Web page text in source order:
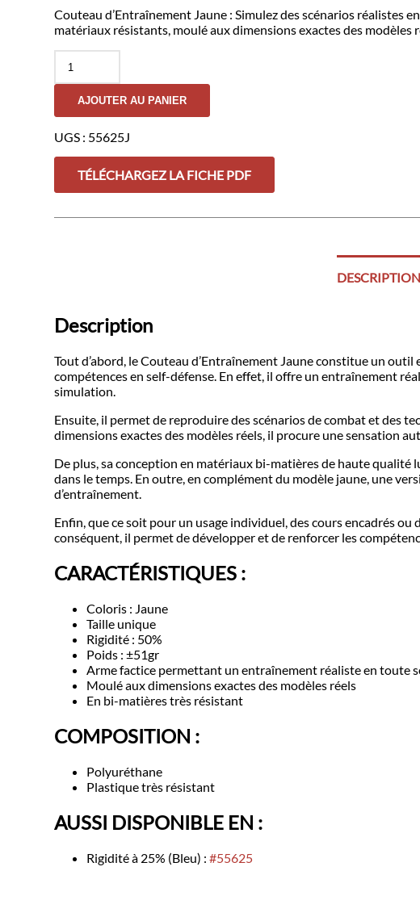
Couteau d’Entraînement Jaune : Simulez des scénarios réalistes
matériaux résistants, moulé aux dimensions exactes des modèles
Couteau
d'Entraînement
Jaune
AJOUTER AU PANIER
UGS : 55625J
TÉLÉCHARGEZ LA FICHE PDF
DESCRIPTION
Description
Tout d’abord, le Couteau d’Entraînement Jaune constitue un
compétences en self-défense. En effet, il offre un entraînement
simulation.
Ensuite, il permet de reproduire des scénarios de combat et des
dimensions exactes des modèles réels, il procure une sensation
De plus, sa conception en matériaux bi-matières de haute
dans le temps. En outre, en complément du modèle jaune, une
d’entraînement.
Enfin, que ce soit pour un usage individuel, des cours encadrés
conséquent, il permet de développer et de renforcer les
CARACTÉRISTIQUES :
Coloris : Jaune
Taille unique
Rigidité : 50%
Poids : ±51gr
Arme factice permettant un entraînement réaliste en toute
Moulé aux dimensions exactes des modèles réels
En bi-matières très résistant
COMPOSITION :
Polyuréthane
Plastique très résistant
AUSSI DISPONIBLE EN :
Rigidité à 25% (Bleu) :#55625